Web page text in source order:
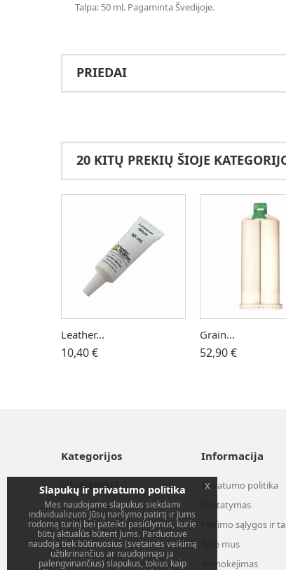
Talpa: 50 ml. Pagaminta Švedijoje.
PRIEDAI
20 KITŲ PREKIŲ ŠIOJE
Leather...
10,40 €
Grain...
52,90 €
Kategorijos
VISOS PREKĖS
Informacija
Privatumo politika
Pristatymas
Pirkimo sąlygos ir
Apie mus
Apmokėjimas
Slapukų ir privatumo politika
Mes naudojame slapukus siekdami
individualizuoti Jūsų naršymo patirtį ir Jums
rodomą turinį bei pateikti pasiūlymus, kurie
būtų aktualūs būtent Jums. Parduotuvė
naudoja tiek būtinuosius (svetainės veikimą
užtikrinančius ar naudojimąsi ja
palengvinančius) slapukus, tokius kaip
x